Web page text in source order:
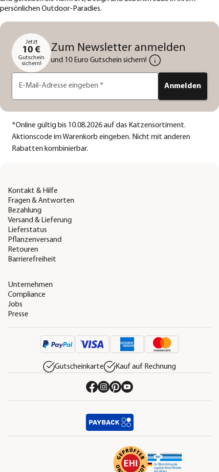
persönlichen Outdoor-Paradies.
Jetzt
10 €
Gutschein
sichern!
Zum Newsletter anmelden
und 10 Euro Gutschein sichern!
E-Mail-Adresse eingeben * Anmelden
*Online gültig bis 10.08.2026 auf das Katzensortiment.
Aktionscode im Warenkorb eingeben. Nicht mit anderen
Rabatten kombinierbar.
Kontakt & Hilfe
Fragen & Antworten
Bezahlung
Versand & Lieferung
Lieferstatus
Pflanzenversand
Retouren
Barrierefreiheit
Unternehmen
Compliance
Jobs
Presse
Gutscheinkarte Kauf auf Rechnung